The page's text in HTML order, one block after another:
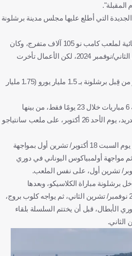
المقبلة".
التي أطلع عليها مجلس مدينة برشلونة
ومن المتوقع أن تبلغ السعة النهائية لملعب كامب نو 105 آلاف متفرج، وكان
من المقرر أن يُفتتح في تشرين الثاني/نوفمبر 2024، لكن الأعمال تأخرت
وتُقدر تكلفة إعادة بناء كامب نو من قِبل برشلونة بـ 1.5 مليار يورو (1.75 مليار
ومن المقرر أن يخوض برشلونة 6 مباريات خلال 23 يومًا فقط، من بينها
الكلاسيكو المنتظر أمام ريال مدريد، يوم الأحد 26 أكتوبر، على ملعب سانتياجو
ويبدأ برشلونة المباريات الستة، يوم السبت 18 أكتوبر/ تشرين أول بمواجهة
مواجهة أولمبياكوس اليوناني في دوري
برشلونة مباراة الكلاسيكو، وبعدها
سيستضيف فريق إلتشي، يوم 2 نوفمبر/ تشرين الثاني، ثم يواجه كلوب بروج،
بدوري الأبطال، قبل أن يختتم السلسلة بلقاء